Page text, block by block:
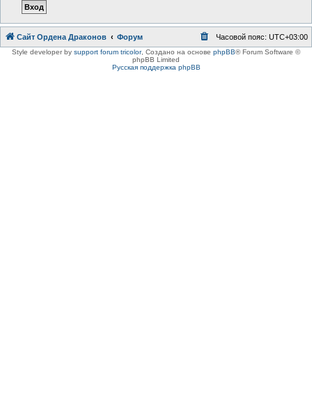
Сайт Ордена Драконов Форум Часовой пояс: UTC+03:00
Style developer by support forum tricolor, Создано на основе phpBB® Forum Software ©
phpBB Limited
Русская поддержка phpBB